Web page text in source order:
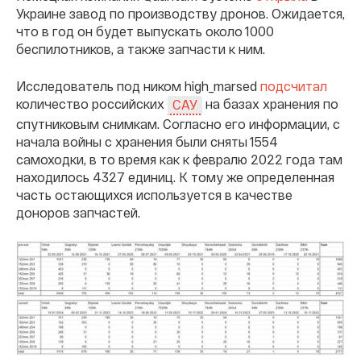
Украине завод по производству дронов. Ожидается,
что в год он будет выпускать около 1000
беспилотников, а также запчасти к ним.
Исследователь под ником high_marsed подсчитал
количество российских САУ на базах хранения по
спутниковым снимкам. Согласно его информации, с
начала войны с хранения были сняты 1554
самоходки, в то время как к февралю 2022 года там
находилось 4327 единиц. К тому же определенная
часть остающихся используется в качестве
доноров запчастей.